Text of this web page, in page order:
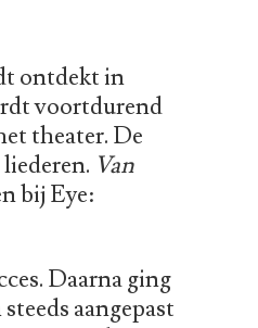
ontdekt in
voortdurend
theater. De
Van
bij Eye:
Daarna ging
aangepast